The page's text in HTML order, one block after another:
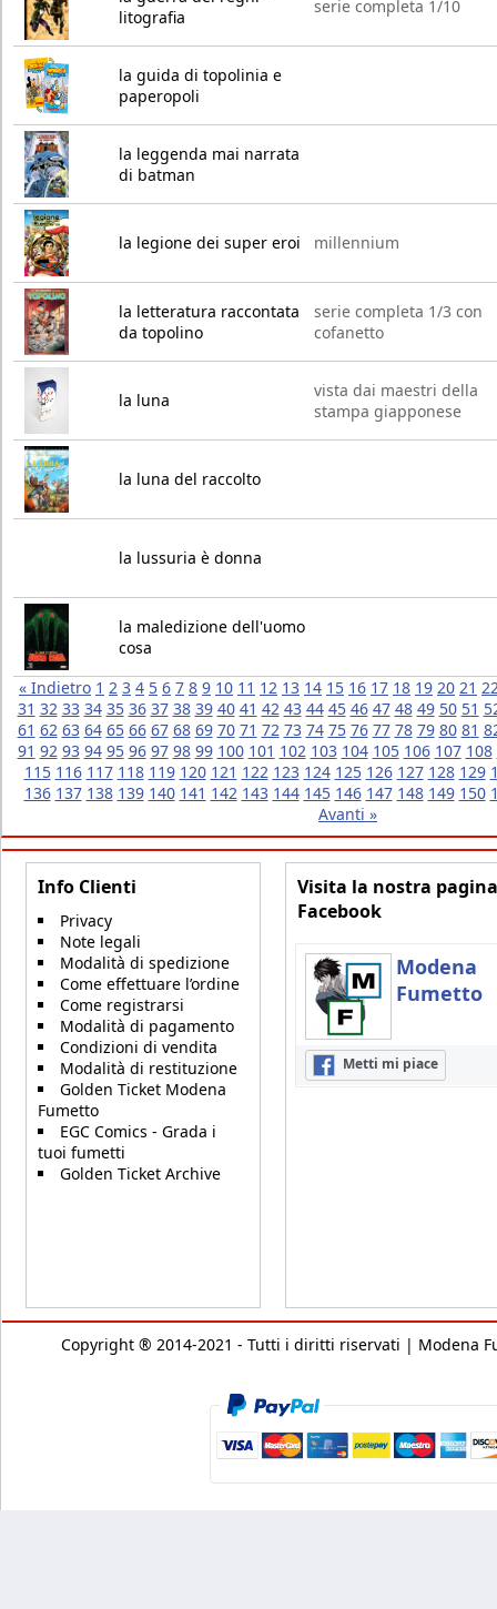
litografia
serie completa 1/10
la guida di topolinia e
paperopoli
la leggenda mai narrata
di batman
la legione dei super eroi millennium
la letteratura raccontata
da topolino
serie completa 1/3 con
cofanetto
la luna
vista dai maestri della
stampa giapponese
la luna del raccolto
la lussuria è donna
la maledizione dell'uomo
cosa
« Indietro 1 2 3 4 5 6 7 8 9 10 11 12 13 14 15 16 17 18 19 20 21
31 32 33 34 35 36 37 38 39 40 41 42 43 44 45 46 47 48 49 50 51
61 62 63 64 65 66 67 68 69 70 71 72 73 74 75 76 77 78 79 80 81
91 92 93 94 95 96 97 98 99 100 101 102 103 104 105 106 107 108
115 116 117 118 119 120 121 122 123 124 125 126 127 128 129
136 137 138 139 140 141 142 143 144 145 146 147 148 149 150
Avanti »
Info Clienti
Privacy
Note legali
Modalità di spedizione
Come effettuare l’ordine
Come registrarsi
Modalità di pagamento
Condizioni di vendita
Modalità di restituzione
Golden Ticket Modena
Fumetto
EGC Comics - Grada i
tuoi fumetti
Golden Ticket Archive
Visita la nostra pagina
Facebook
Modena
Fumetto
Metti mi piace
Copyright ® 2014-2021 - Tutti i diritti riservati | Modena